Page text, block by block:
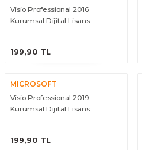
Visio Professional 2016
Kurumsal Dijital Lisans
199,90 TL
MICROSOFT
Visio Professional 2019
Kurumsal Dijital Lisans
199,90 TL